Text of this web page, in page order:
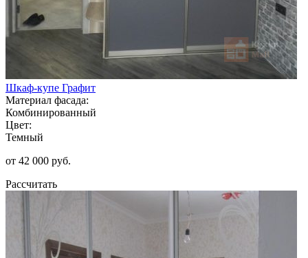
Шкаф-купе Графит
Материал фасада:
Комбинированный
Цвет:
Темный
от 42 000 руб.
Рассчитать